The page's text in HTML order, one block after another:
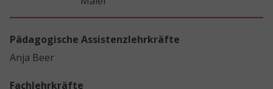
Pädagogische Assistenzlehrkräfte
Anja Beer
Fachlehrkräfte